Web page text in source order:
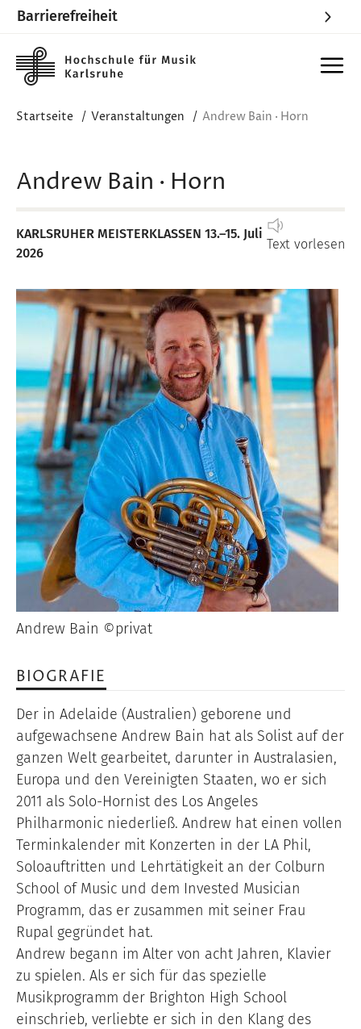
Barrierefreiheit
Startseite Veranstaltungen Andrew Bain · Horn
Andrew Bain · Horn
Text vorlesen
KARLSRUHER MEISTERKLASSEN 13.–15. Juli
2026
Image
Andrew Bain ©privat
BIOGRAFIE
Der in Adelaide (Australien) geborene und
aufgewachsene Andrew Bain hat als Solist auf der
ganzen Welt gearbeitet, darunter in Australasien,
Europa und den Vereinigten Staaten, wo er sich
2011 als Solo-Hornist des Los Angeles
Philharmonic niederließ. Andrew hat einen vollen
Terminkalender mit Konzerten in der LA Phil,
Soloauftritten und Lehrtätigkeit an der Colburn
School of Music und dem Invested Musician
Programm, das er zusammen mit seiner Frau
Rupal gegründet hat.
Andrew begann im Alter von acht Jahren, Klavier
zu spielen. Als er sich für das spezielle
Musikprogramm der Brighton High School
einschrieb, verliebte er sich in den Klang des